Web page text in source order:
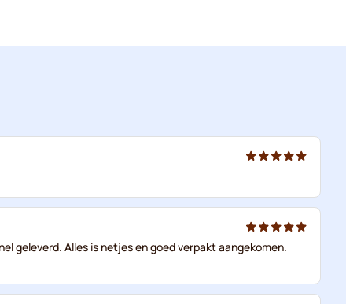
geleverd. Alles is netjes en goed verpakt aangekomen.